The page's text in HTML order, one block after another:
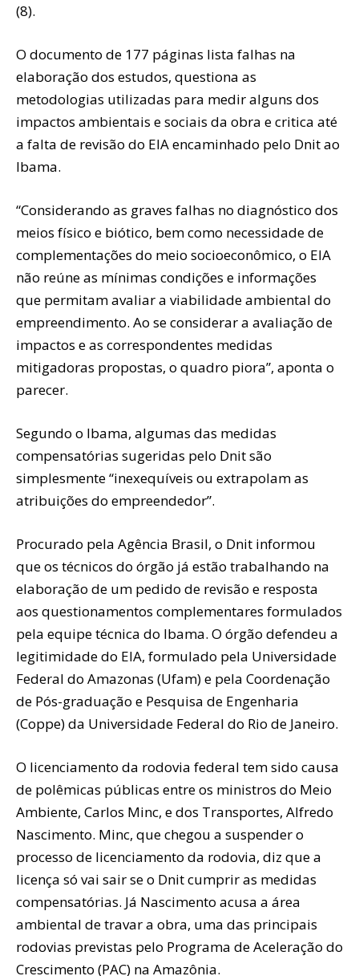
(8).
O documento de 177 páginas lista falhas na
elaboração dos estudos, questiona as
metodologias utilizadas para medir alguns dos
impactos ambientais e sociais da obra e critica até
a falta de revisão do EIA encaminhado pelo Dnit ao
Ibama.
“Considerando as graves falhas no diagnóstico dos
meios físico e biótico, bem como necessidade de
complementações do meio socioeconômico, o EIA
não reúne as mínimas condições e informações
que permitam avaliar a viabilidade ambiental do
empreendimento. Ao se considerar a avaliação de
impactos e as correspondentes medidas
mitigadoras propostas, o quadro piora”, aponta o
parecer.
Segundo o Ibama, algumas das medidas
compensatórias sugeridas pelo Dnit são
simplesmente “inexequíveis ou extrapolam as
atribuições do empreendedor”.
Procurado pela Agência Brasil, o Dnit informou
que os técnicos do órgão já estão trabalhando na
elaboração de um pedido de revisão e resposta
aos questionamentos complementares formulados
pela equipe técnica do Ibama. O órgão defendeu a
legitimidade do EIA, formulado pela Universidade
Federal do Amazonas (Ufam) e pela Coordenação
de Pós-graduação e Pesquisa de Engenharia
(Coppe) da Universidade Federal do Rio de Janeiro.
O licenciamento da rodovia federal tem sido causa
de polêmicas públicas entre os ministros do Meio
Ambiente, Carlos Minc, e dos Transportes, Alfredo
Nascimento. Minc, que chegou a suspender o
processo de licenciamento da rodovia, diz que a
licença só vai sair se o Dnit cumprir as medidas
compensatórias. Já Nascimento acusa a área
ambiental de travar a obra, uma das principais
rodovias previstas pelo Programa de Aceleração do
Crescimento (PAC) na Amazônia.